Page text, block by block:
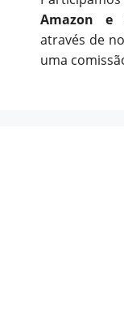
Amazon e
através de
uma